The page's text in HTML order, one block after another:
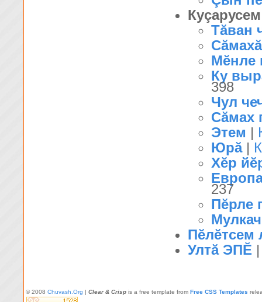
Куçарусем
Тăван
Мĕнле
Ку
398
Чул
Сăмах
Этем |
Юрă|
Хĕр
237
Пĕрле
Пĕлĕтсем
Ултă ЭПĔ
© 2008 Chuvash.Org | Clear & Crisp is a free template from Free CSS Templates